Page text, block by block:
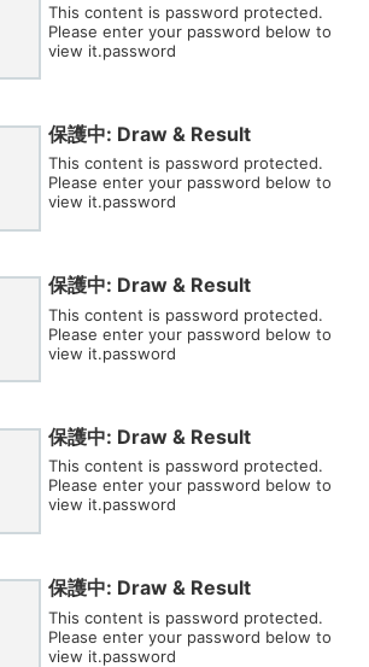
This content is password protected.
Please enter your password below to
view it.password
保護中: Draw & Result
This content is password protected.
Please enter your password below to
view it.password
保護中: Draw & Result
This content is password protected.
Please enter your password below to
view it.password
保護中: Draw & Result
This content is password protected.
Please enter your password below to
view it.password
保護中: Draw & Result
This content is password protected.
Please enter your password below to
view it.password